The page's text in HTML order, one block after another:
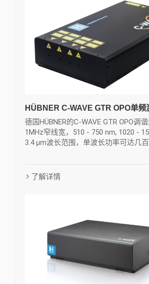
HÜBNER C-WAVE GTR OPO单频
德国HÜBNER的C-WAVE GTR OPO调谐
1MHz窄线宽，510 - 750 nm, 1020 -
3.4 µm波长范围，单波长功率可达几
了解详情